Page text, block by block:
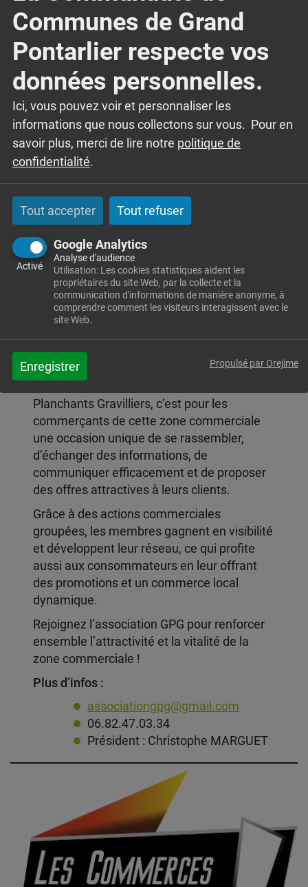
Communes de Grand
Pontarlier respecte vos
données personnelles.
Ici, vous pouvez voir et personnaliser les
informations que nous collectons sur vous. Pour en
savoir plus, merci de lire notre politique de
confidentialité.
Tout accepter Tout refuser
Google Analytics
Activé
Analyse d'audience
Utilisation: Les cookies statistiques aident les
propriétaires du site Web, par la collecte et la
communication d'informations de manière anonyme, à
comprendre comment les visiteurs interagissent avec le
site Web.
Enregistrer Propulsé par Orejime
03 81 39 39 03
Président : Philippe Jeanmonnot
GRANDS PLANCHANTS GRAVILLIERS
Planchants Gravilliers, c’est pour les
commerçants de cette zone commerciale
une occasion unique de se rassembler,
d’échanger des informations, de
communiquer efficacement et de proposer
des offres attractives à leurs clients.
Grâce à des actions commerciales
groupées, les membres gagnent en visibilité
et développent leur réseau, ce qui profite
aussi aux consommateurs en leur offrant
des promotions et un commerce local
dynamique.
Rejoignez l’association GPG pour renforcer
ensemble l’attractivité et la vitalité de la
zone commerciale !
Plus d’infos :
associationgpg@gmail.com
06.82.47.03.34
Président : Christophe MARGUET